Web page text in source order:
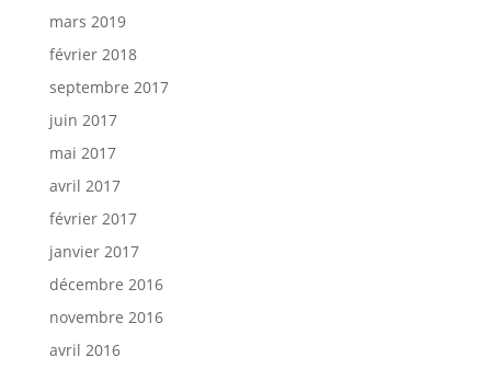
mars 2019
février 2018
septembre 2017
juin 2017
mai 2017
avril 2017
février 2017
janvier 2017
décembre 2016
novembre 2016
avril 2016